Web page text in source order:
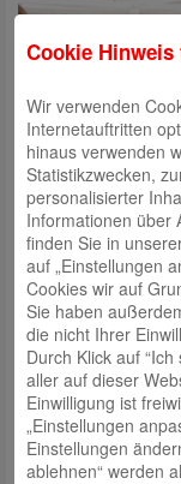
Schreibe einen
Deine E-Mail-
sind mit*markiert
Cookie
Wir verwenden
Internetauftritten
hinaus verwenden
Statistikzwecken,
personalisierter
Informationen über
finden Sie in
auf „Einstellungen
Cookies wir auf
Sie haben
die nicht Ihrer
Durch Klick auf
aller auf dieser
Einwilligung ist
„Einstellungen
Einstellungen
ablehnen“ werden